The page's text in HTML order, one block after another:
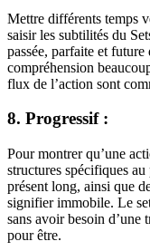
Mettre différents temps
saisir les subtilités du
passée, parfaite et
compréhension
flux de l’action sont
8. Progressif :
Pour montrer qu’une
structures spécifiques
présent long, ainsi que
signifier immobile. Le
sans avoir besoin
pour être.